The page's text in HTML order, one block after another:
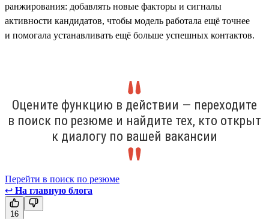
ранжирования: добавлять новые факторы и сигналы
активности кандидатов, чтобы модель работала ещё точнее
и помогала устанавливать ещё больше успешных контактов.
Оцените функцию в действии — переходите
в поиск по резюме и найдите тех, кто открыт
к диалогу по вашей вакансии
Перейти в поиск по резюме
↩ На главную блога
16